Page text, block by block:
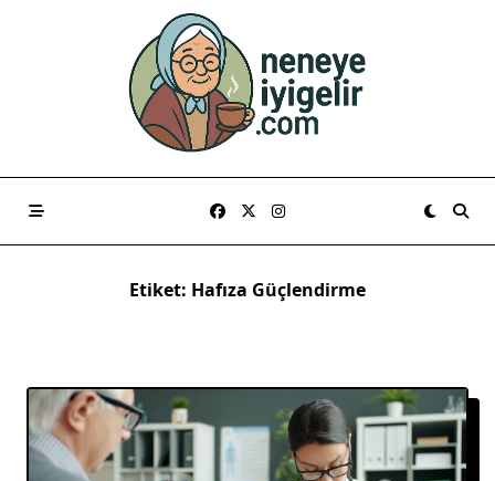
Etiket: Hafıza Güçlendirme